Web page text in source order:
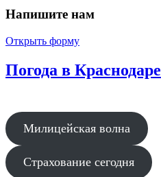
Напишите нам
Открыть форму
Погода в Краснодаре
Милицейская волна
Страхование сегодня